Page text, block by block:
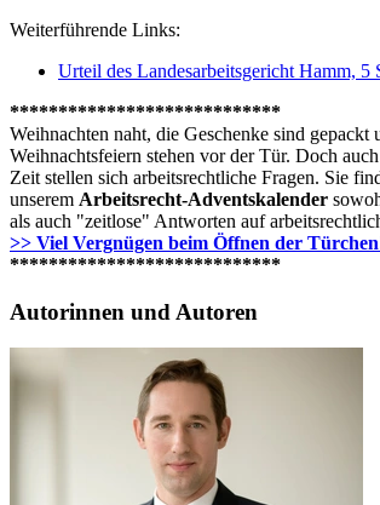
Weiterführende Links:
Urteil des Landesarbeitsgericht Hamm, 5
****************************
Weihnachten naht, die Geschenke sind gepackt
Weihnachtsfeiern stehen vor der Tür. Doch
Zeit stellen sich arbeitsrechtliche Fragen. Sie
unserem Arbeitsrecht-Adventskalender
als auch "zeitlose" Antworten auf
>> Viel Vergnügen beim Öffnen der
****************************
Autorinnen und Autoren